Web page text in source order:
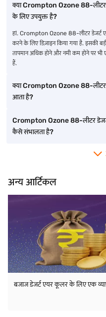
क्या Crompton Ozone 88-लीटर
के लिए उपयुक्त है?
हां. Crompton Ozone 88-लीटर डेजर्ट
करने के लिए डिज़ाइन किया गया है. इसकी
तापमान अधिक होने और नमी कम होने पर
हैं.
क्या Crompton Ozone 88-लीटर
आता है?
Crompton Ozone 88-लीटर
कैसे संभालता है?
अन्य आर्टिकल
बजाज डेजर्ट एयर कूलर के लिए एक